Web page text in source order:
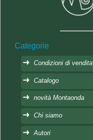
Categorie
Condizioni di vendita
Catalogo
novità Montaonda
Chi siamo
Autori